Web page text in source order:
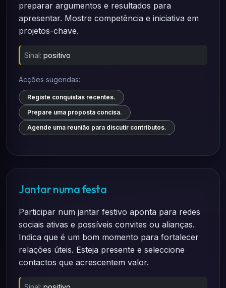
preparar argumentos e resultados para
apresentar. Mostre competência e iniciativa em
projetos-chave.
Sinal: positivo
Acções sugeridas:
Registe conquistas recentes.
Prepare uma proposta concisa.
Agende uma reunião para discutir contributos.
Jantar numa festa
Participar num jantar festivo aponta para redes
sociais ativas e possíveis convites ou alianças.
Indica que é um bom momento para fortalecer
relações úteis. Esteja presente e seleccione
contactos que acrescentem valor.